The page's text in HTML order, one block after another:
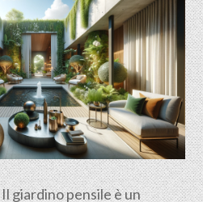
Ilgiardino pensileè un